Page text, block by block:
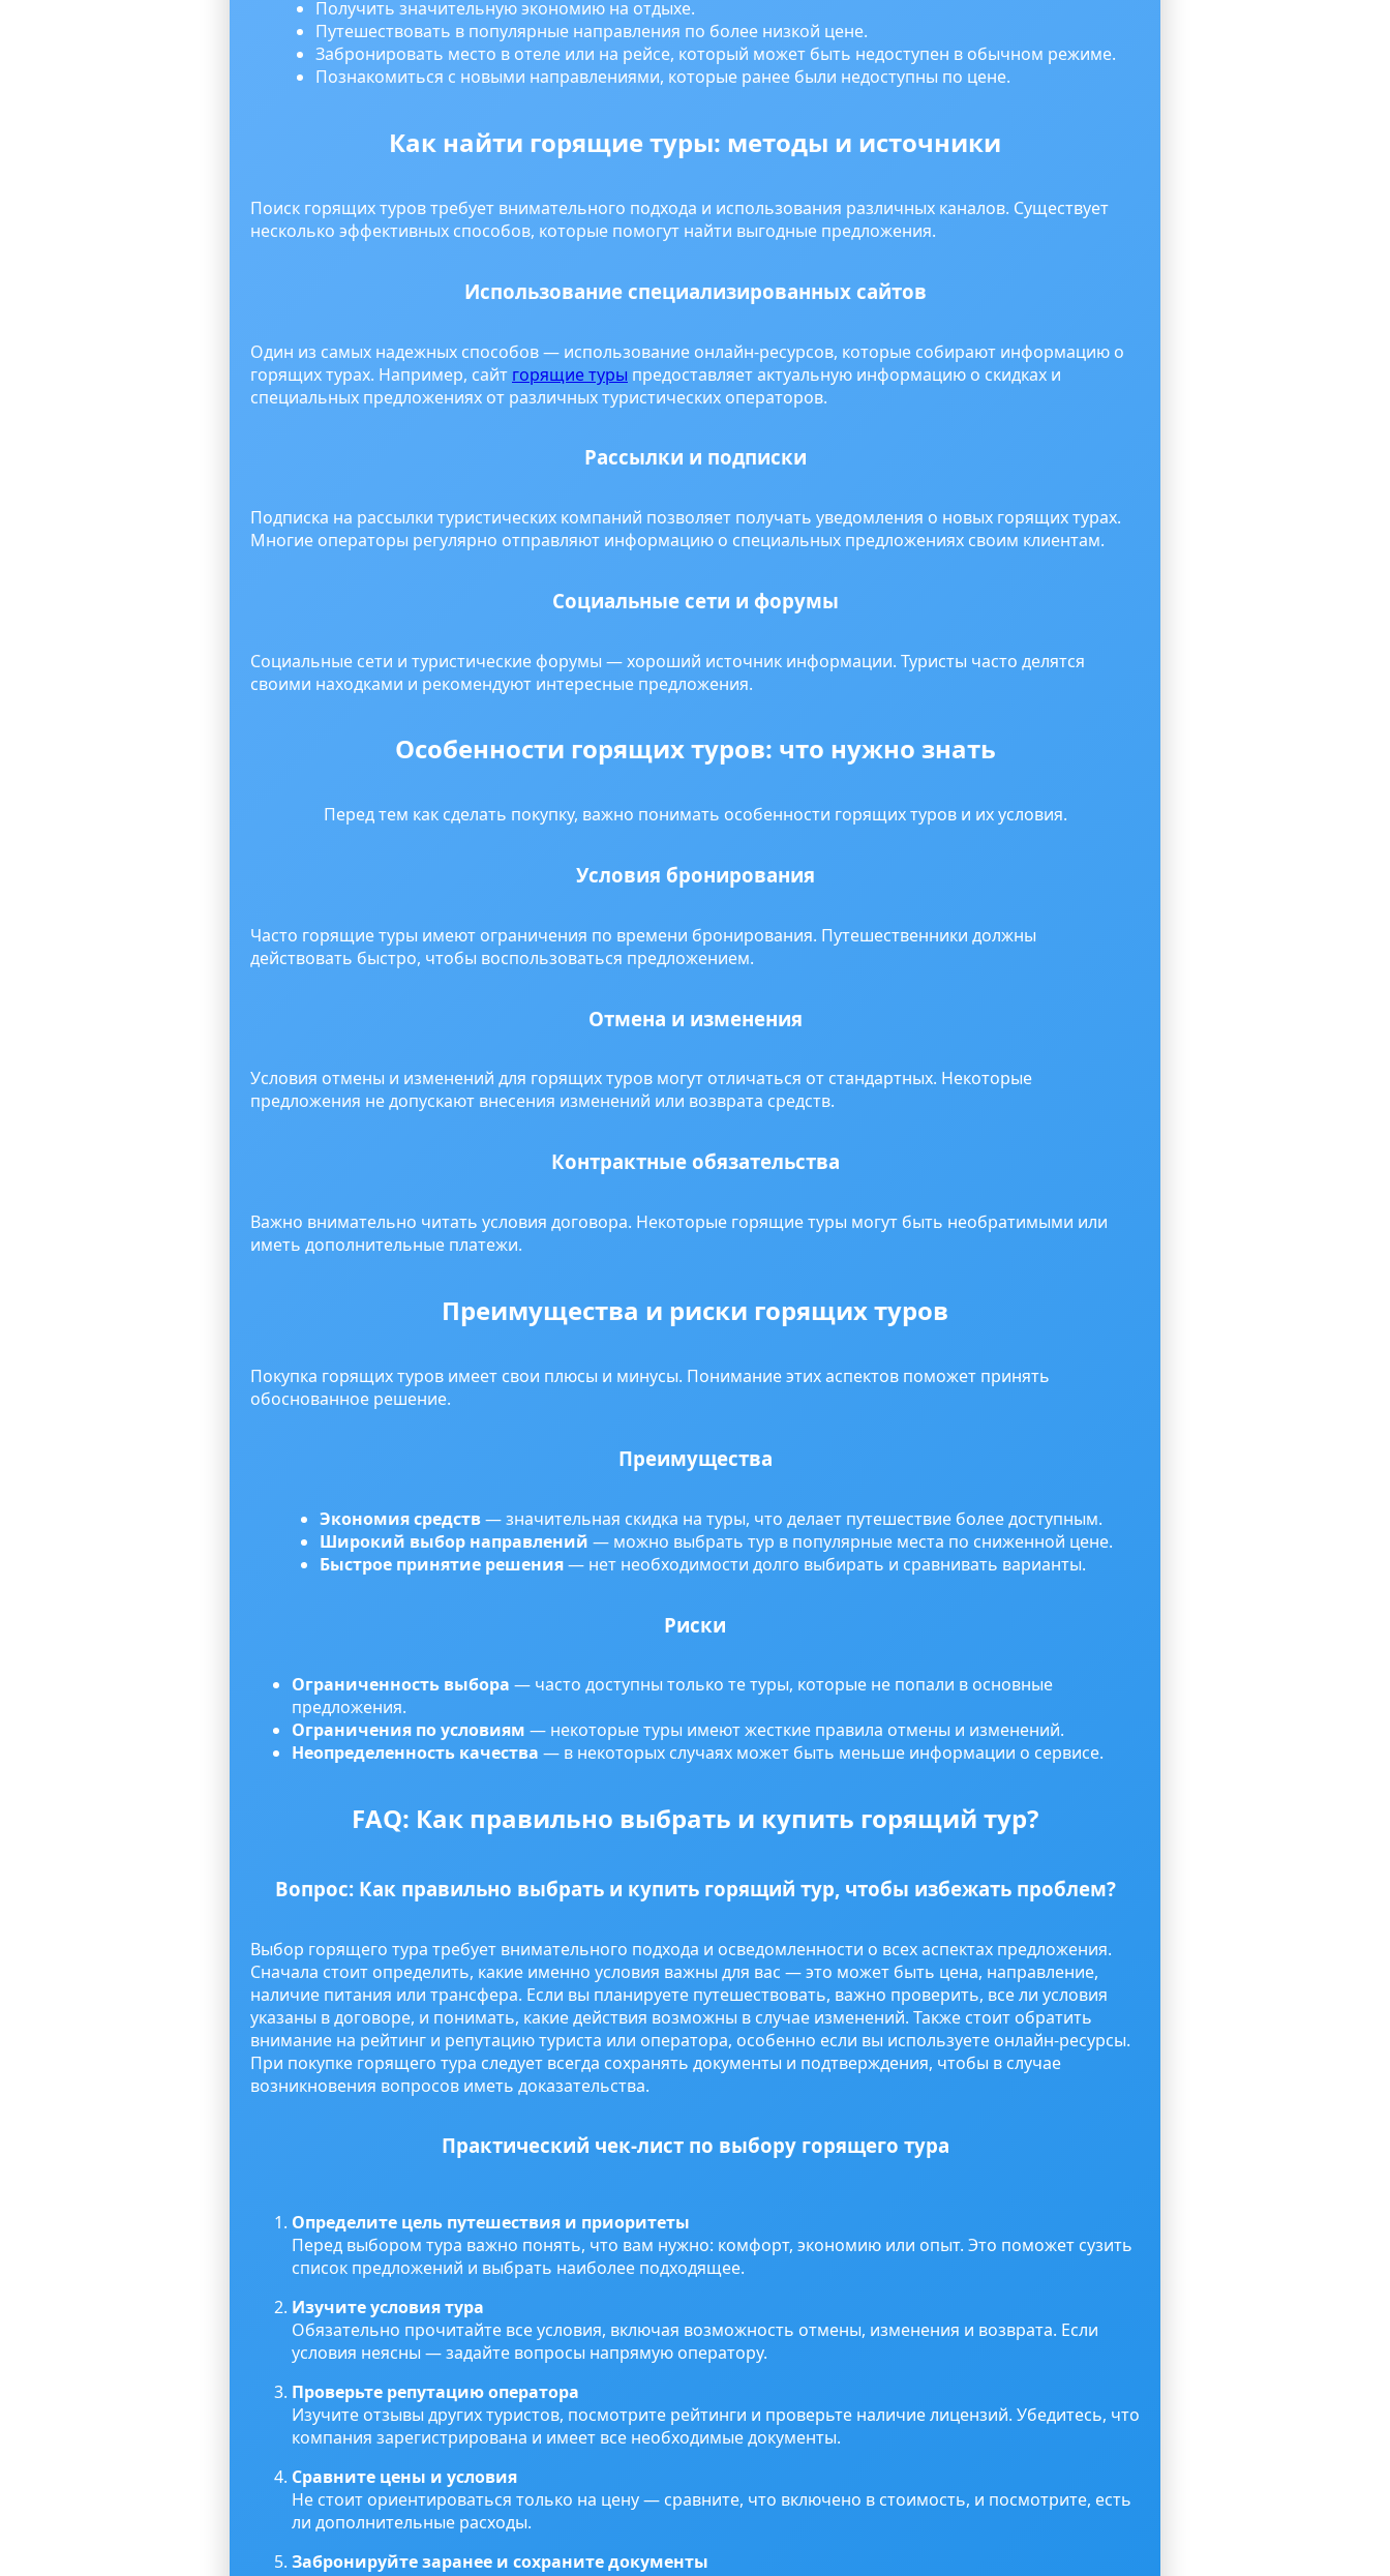
Получить значительную экономию на отдыхе.
Путешествовать в популярные направления по более низкой цене.
Забронировать место в отеле или на рейсе, который может быть недоступен в обычном режиме.
Познакомиться с новыми направлениями, которые ранее были недоступны по цене.
Как найти горящие туры: методы и источники
Поиск горящих туров требует внимательного подхода и использования различных каналов. Существует
несколько эффективных способов, которые помогут найти выгодные предложения.
Использование специализированных сайтов
Один из самых надежных способов — использование онлайн-ресурсов, которые собирают информацию о
горящих турах. Например, сайт горящие туры предоставляет актуальную информацию о скидках и
специальных предложениях от различных туристических операторов.
Рассылки и подписки
Подписка на рассылки туристических компаний позволяет получать уведомления о новых горящих турах.
Многие операторы регулярно отправляют информацию о специальных предложениях своим клиентам.
Социальные сети и форумы
Социальные сети и туристические форумы — хороший источник информации. Туристы часто делятся
своими находками и рекомендуют интересные предложения.
Особенности горящих туров: что нужно знать
Перед тем как сделать покупку, важно понимать особенности горящих туров и их условия.
Условия бронирования
Часто горящие туры имеют ограничения по времени бронирования. Путешественники должны
действовать быстро, чтобы воспользоваться предложением.
Отмена и изменения
Условия отмены и изменений для горящих туров могут отличаться от стандартных. Некоторые
предложения не допускают внесения изменений или возврата средств.
Контрактные обязательства
Важно внимательно читать условия договора. Некоторые горящие туры могут быть необратимыми или
иметь дополнительные платежи.
Преимущества и риски горящих туров
Покупка горящих туров имеет свои плюсы и минусы. Понимание этих аспектов поможет принять
обоснованное решение.
Преимущества
Экономия средств— значительная скидка на туры, что делает путешествие более доступным.
Широкий выбор направлений — можно выбрать тур в популярные места по сниженной цене.
Быстрое принятие решения— нет необходимости долго выбирать и сравнивать варианты.
Риски
Ограниченность выбора — часто доступны только те туры, которые не попали в основные
предложения.
Ограничения по условиям — некоторые туры имеют жесткие правила отмены и изменений.
Неопределенность качества — в некоторых случаях может быть меньше информации о сервисе.
FAQ: Как правильно выбрать и купить горящий тур?
Вопрос: Как правильно выбрать и купить горящий тур, чтобы избежать проблем?
Выбор горящего тура требует внимательного подхода и осведомленности о всех аспектах предложения.
Сначала стоит определить, какие именно условия важны для вас — это может быть цена, направление,
наличие питания или трансфера. Если вы планируете путешествовать, важно проверить, все ли условия
указаны в договоре, и понимать, какие действия возможны в случае изменений. Также стоит обратить
внимание на рейтинг и репутацию туриста или оператора, особенно если вы используете онлайн-ресурсы.
При покупке горящего тура следует всегда сохранять документы и подтверждения, чтобы в случае
возникновения вопросов иметь доказательства.
Практический чек-лист по выбору горящего тура
Определите цель путешествия и приоритеты
Перед выбором тура важно понять, что вам нужно: комфорт, экономию или опыт. Это поможет сузить
список предложений и выбрать наиболее подходящее.
Изучите условия тура
Обязательно прочитайте все условия, включая возможность отмены, изменения и возврата. Если
условия неясны — задайте вопросы напрямую оператору.
Проверьте репутацию оператора
Изучите отзывы других туристов, посмотрите рейтинги и проверьте наличие лицензий. Убедитесь, что
компания зарегистрирована и имеет все необходимые документы.
Сравните цены и условия
Не стоит ориентироваться только на цену — сравните, что включено в стоимость, и посмотрите, есть
ли дополнительные расходы.
Забронируйте заранее и сохраните документы